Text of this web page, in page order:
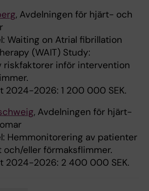
, Avdelningen för hjärt- och
Waiting on Atrial fibrillation
(WAIT) Study:
riskfaktorer inför intervention
2024-2026: 1 200 000 SEK.
, Avdelningen för hjärt-
Hemmonitorering av patienter
eller förmaksflimmer.
2024-2026: 2 400 000 SEK.